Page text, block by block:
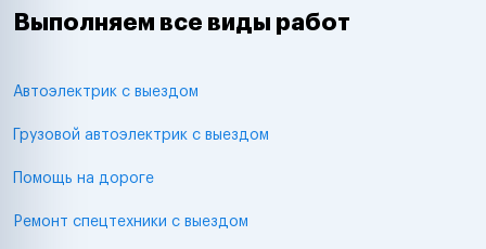
Выполняем все виды работ
Автоэлектрик с выездом
Грузовой автоэлектрик с выездом
Помощь на дороге
Ремонт спецтехники с выездом